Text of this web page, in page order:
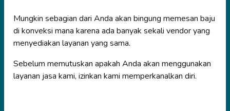
Mungkin sebagian dari Anda akan bingung memesan baju
di konveksi mana karena ada banyak sekali vendor yang
menyediakan layanan yang sama.
Sebelum memutuskan apakah Anda akan menggunakan
layanan jasa kami, izinkan kami memperkanalkan diri.